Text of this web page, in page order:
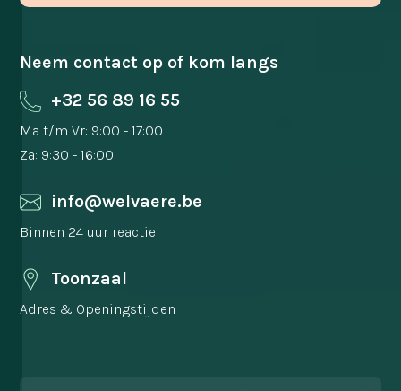
Neem contact op of kom langs
+32 56 89 16 55
Ma t/m Vr: 9:00 - 17:00
Za: 9:30 - 16:00
info@welvaere.be
Binnen 24 uur reactie
Toonzaal
Adres & Openingstijden